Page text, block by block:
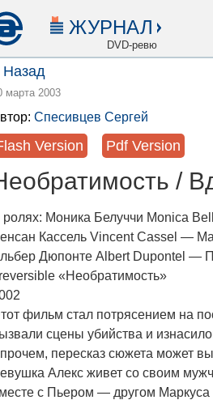
ЖУРНАЛ
DVD-ревю
Назад
марта 2003
Спесивцев Сергей
Version Pdf Version
/
ролях: Моника Белуччи Monica
Кассель Vincent Cassel —
Дюпонте Albert Dupontel —
«Необратимость»
фильм стал потрясением на
сцены убийства и
пересказ сюжета может
Алекс живет со своим
с Пьером — другом